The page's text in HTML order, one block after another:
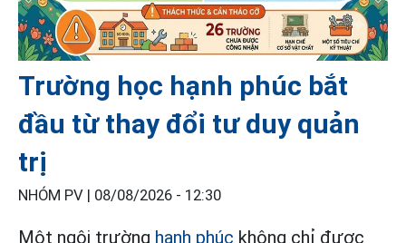
Trường học hạnh phúc bắt
đầu từ thay đổi tư duy quản
trị
NHÓM PV | 08/08/2026 - 12:30
Một ngôi trường hạnh phúc không chỉ được